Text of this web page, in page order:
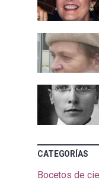
CATEGORÍAS
Bocetos de